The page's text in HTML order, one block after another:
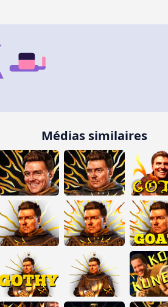
Médias similaires